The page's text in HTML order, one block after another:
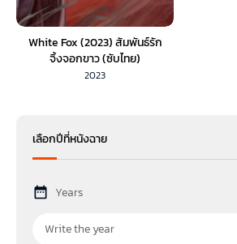
White Fox (2023) สัมพันธ์รัก
จิ้งจอกขาว (ซับไทย)
2023
เลือกปีที่หนังฉาย
Years